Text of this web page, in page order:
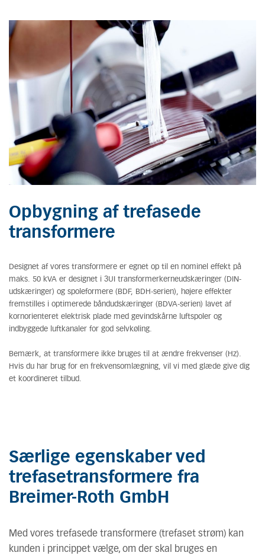
Opbygning af trefasede
transformere
Designet af vores transformere er egnet op til en nominel effekt på
maks. 50 kVA er designet i 3UI transformerkerneudskæringer (DIN-
udskæringer) og spoleformere (BDF, BDH-serien), højere effekter
fremstilles i optimerede båndudskæringer (BDVA-serien) lavet af
kornorienteret elektrisk plade med gevindskårne luftspoler og
indbyggede luftkanaler for god selvkøling.
Bemærk, at transformere ikke bruges til at ændre frekvenser (Hz).
Hvis du har brug for en frekvensomlægning, vil vi med glæde give dig
et koordineret tilbud.
Særlige egenskaber ved
trefasetransformere fra
Breimer-Roth GmbH
Med vores trefasede transformere (trefaset strøm) kan
kunden i princippet vælge, om der skal bruges en